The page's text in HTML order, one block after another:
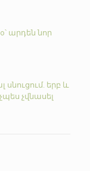
արդեն նոր
սնուցում. երբ և
չվնասել